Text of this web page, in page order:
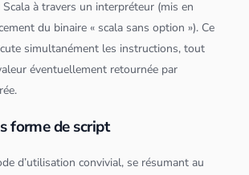
Scala à travers un interpréteur (mis en
du binaire « scala sans option »). Ce
simultanément les instructions, tout
éventuellement retournée par
forme de script
d’utilisation convivial, se résumant au